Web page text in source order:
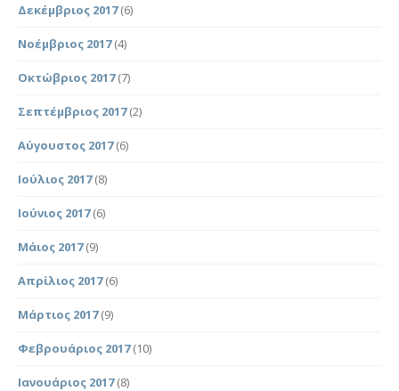
Δεκέμβριος 2017(6)
Νοέμβριος 2017(4)
Οκτώβριος 2017(7)
Σεπτέμβριος 2017(2)
Αύγουστος 2017(6)
Ιούλιος 2017(8)
Ιούνιος 2017(6)
Μάιος 2017(9)
Απρίλιος 2017(6)
Μάρτιος 2017(9)
Φεβρουάριος 2017(10)
Ιανουάριος 2017(8)